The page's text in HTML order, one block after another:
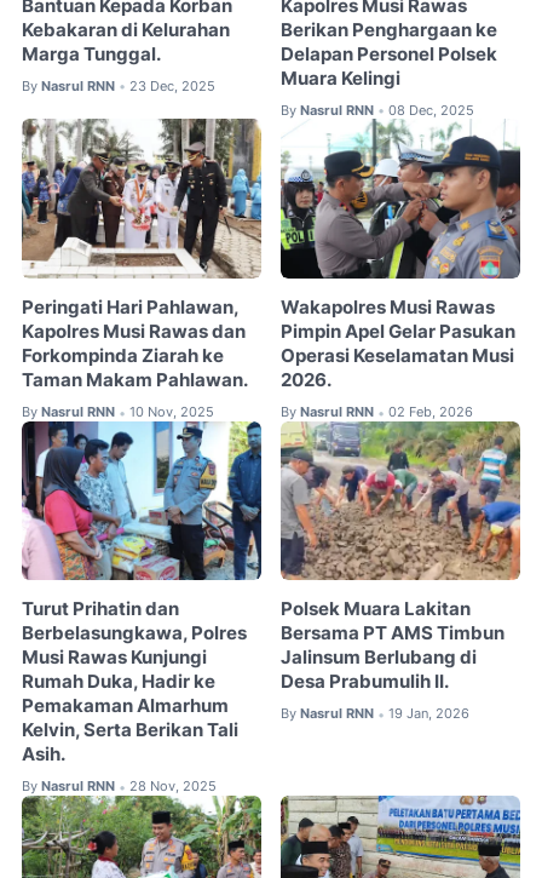
Bantuan Kepada Korban
Kebakaran di Kelurahan
Marga Tunggal.
By Nasrul RNN • 23 Dec, 2025
Kapolres Musi Rawas
Berikan Penghargaan ke
Delapan Personel Polsek
Muara Kelingi
By Nasrul RNN • 08 Dec, 2025
Peringati Hari Pahlawan,
Kapolres Musi Rawas dan
Forkompinda Ziarah ke
Taman Makam Pahlawan.
By Nasrul RNN • 10 Nov, 2025
Wakapolres Musi Rawas
Pimpin Apel Gelar Pasukan
Operasi Keselamatan Musi
2026.
By Nasrul RNN • 02 Feb, 2026
Turut Prihatin dan
Berbelasungkawa, Polres
Musi Rawas Kunjungi
Rumah Duka, Hadir ke
Pemakaman Almarhum
Kelvin, Serta Berikan Tali
Asih.
By Nasrul RNN • 28 Nov, 2025
Polsek Muara Lakitan
Bersama PT AMS Timbun
Jalinsum Berlubang di
Desa Prabumulih II.
By Nasrul RNN • 19 Jan, 2026